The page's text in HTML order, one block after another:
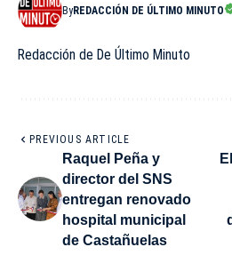
ByREDACCIÓN DE ÚLTIMO MINUTO
Redacción de De Último Minuto
PREVIOUS ARTICLE
Raquel Peña y
director del SNS
entregan renovado
hospital municipal
de Castañuelas